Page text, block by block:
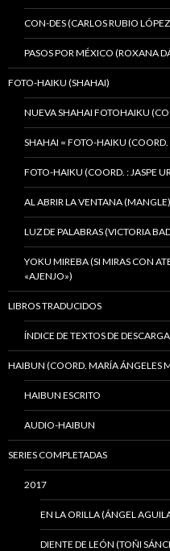
CON-DES (CARLOS RUBIO
PASOS POR MÉXICO (ROXANA
FOTO-HAIKU (SHAHAI)
NUEVA SHAHAI FOTOHAIKU
SHAHAI = FOTO-HAIKU (COORD.
FOTO-HAIKU (COORD. : JASPE
AL ABRIR LA VENTANA (MANGLE)
LUZ DE PALABRAS (VICTORIA
YOKU MIREBA (SI MIRAS CON
«AJENJO»)
LIBROS TRADUCIDOS
ÍNDICE DE TEXTOS DE
HAIBUN (COORD. MARÍA ÁNGELES
HAIBUN ESCRITO
AUDIO-HAIBUN
SERIES COMPLETADAS
2017
EN LA ORILLA (ÁNGEL
DIENTE DE LEÓN (TOÑI